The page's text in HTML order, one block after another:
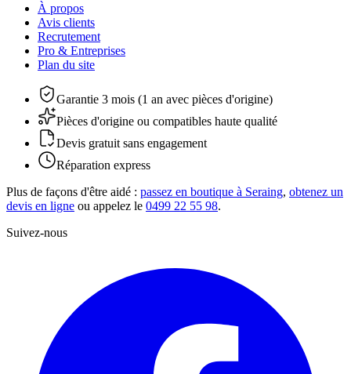
À propos
Avis clients
Recrutement
Pro & Entreprises
Plan du site
Garantie 3 mois (1 an avec pièces d'origine)
Pièces d'origine ou compatibles haute qualité
Devis gratuit sans engagement
Réparation express
Plus de façons d'être aidé : passez en boutique à Seraing, obtenez un
devis en ligne ou appelez le 0499 22 55 98.
Suivez-nous